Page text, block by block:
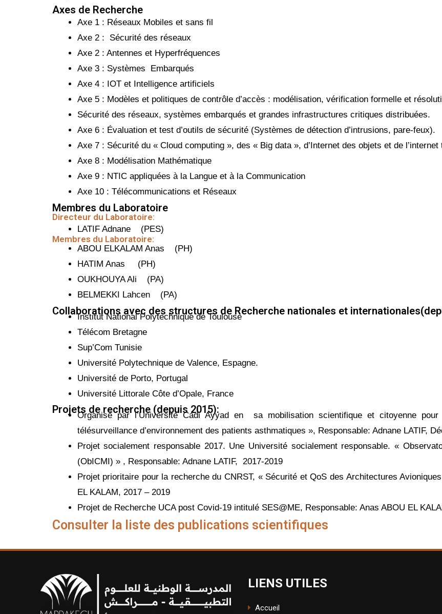
Axes de Recherche
Axe 1 : Réseaux Mobiles et sans fil
Axe 2 : Sécurité des réseaux
Axe 2 : Antennes et Hyperfréquences
Axe 3 : Systèmes Embarqués
Axe 4 : IOT et Intelligence artificiels
Axe 5 : Modèles et politiques de contrôle d’accès : modélisation, vérification formelle et
Sécurité des réseaux, systèmes embarqués et grandes infrastructures critiques distribuées.
Axe 6 : Évaluation et test d’outils de sécurité (Systèmes de détection d’intrusions, pare-feux).
Axe 7 : Sécurité du « Cloud computing », des « Big data », d’Internet des objets et de l’internet
Axe 8 : Modélisation Mathématique
Axe 9 : NTIC appliquées à la Langue et à la Communication
Axe 10 : Télécommunications et Réseaux
Membres du Laboratoire
Directeur du Laboratoire:
LATIF Adnane (PES)
Membres du Laboratoire:
ABOU ELKALAM Anas (PH)
HATIM Anas (PH)
OUKHOUYA Ali (PA)
BELMEKKI Lahcen (PA)
Collaborations avec des structures de Recherche nationales et
Institut National Polytechnique de Toulouse
Télécom Bretagne
Sup’Com Tunisie
Université Polytechnique de Valence, Espagne.
Université de Porto, Portugal
Université Littorale Côte d’Opale, France
Projets de recherche (depuis 2015):
Organisé par l’Université Cadi Ayyad en sa mobilisation scientifique et citoyenne
télésurveillance d’environnement des patients asthmatiques », Responsable: Adnane LATIF,
Projet socialement responsable 2017. Une Université socialement responsable. «
(ObICMI) » , Responsable: Adnane LATIF, 2017-2019
Projet prioritaire pour la recherche du CNRST, « Sécurité et QoS des Architectures
EL KALAM, 2017 – 2019
Projet de Recherche UCA post Covid-19 intitulé SES@ME, Responsable: Anas ABOU EL
Consulter la liste des publications scientifiques
LIENS UTILES
Accueil